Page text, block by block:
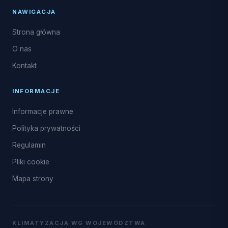
NAWIGACJA
Strona główna
O nas
Kontakt
INFORMACJE
Informacje prawne
Polityka prywatności
Regulamin
Pliki cookie
Mapa strony
KLIMATYZACJA WG WOJEWÓDZTWA